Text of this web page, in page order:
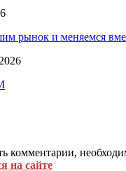
рынок и меняемся
комментарии,
на сайте